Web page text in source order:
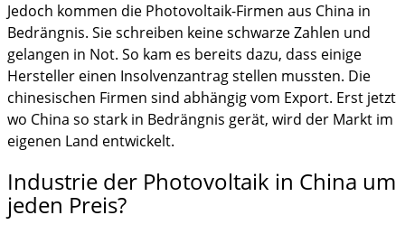
Jedoch kommen die Photovoltaik-Firmen aus China in
Bedrängnis. Sie schreiben keine schwarze Zahlen und
gelangen in Not. So kam es bereits dazu, dass einige
Hersteller einen Insolvenzantrag stellen mussten. Die
chinesischen Firmen sind abhängig vom Export. Erst jetzt
wo China so stark in Bedrängnis gerät, wird der Markt im
eigenen Land entwickelt.
Industrie der Photovoltaik in China um
jeden Preis?